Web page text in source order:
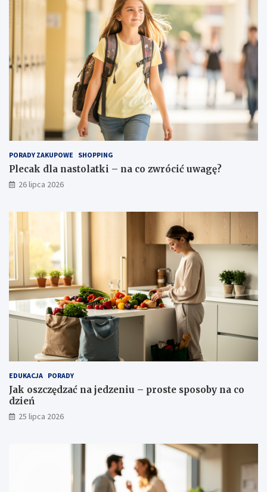
PORADY ZAKUPOWE SHOPPING
Plecak dla nastolatki – na co zwrócić uwagę?
26 lipca 2026
EDUKACJA PORADY
Jak oszczędzać na jedzeniu – proste sposoby na co
dzień
25 lipca 2026